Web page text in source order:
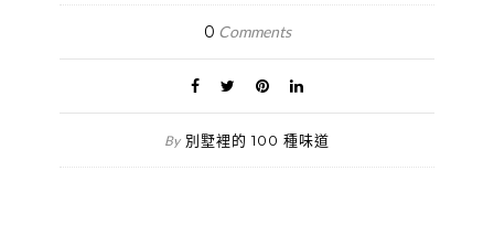
0 Comments
By 別墅裡的 100 種味道